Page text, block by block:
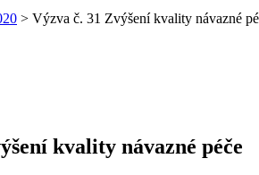
> Výzva č. 31 Zvýšení kvality návazné
kvality návazné péče